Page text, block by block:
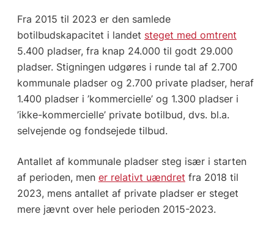
Fra 2015 til 2023 er den samlede
botilbudskapacitet i landet steget med omtrent
5.400 pladser, fra knap 24.000 til godt 29.000
pladser. Stigningen udgøres i runde tal af 2.700
kommunale pladser og 2.700 private pladser, heraf
1.400 pladser i ’kommercielle’ og 1.300 pladser i
’ikke-kommercielle’ private botilbud, dvs. bl.a.
selvejende og fondsejede tilbud.
Antallet af kommunale pladser steg især i starten
af perioden, men er relativt uændret fra 2018 til
2023, mens antallet af private pladser er steget
mere jævnt over hele perioden 2015-2023.